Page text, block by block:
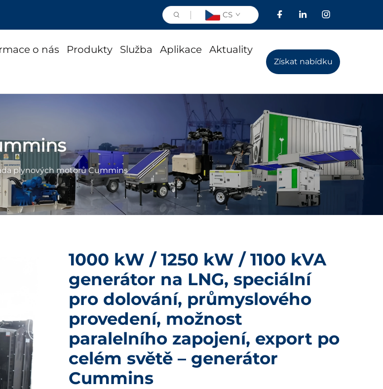
CS
o nás Produkty Služba Aplikace Aktuality
Získat nabídku
plynových motorů Cummins
1000 kW / 1250 kW / 1100 kVA
generátor na LNG, speciální
pro dolování, průmyslového
provedení, možnost
paralelního zapojení, export po
celém světě – generátor
Cummins